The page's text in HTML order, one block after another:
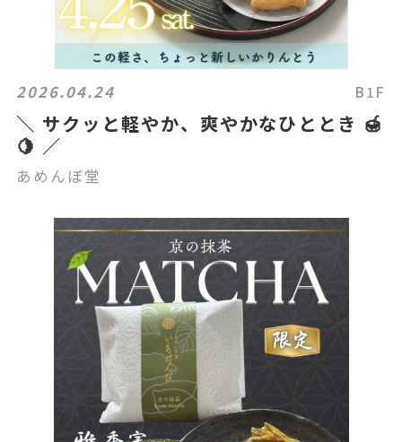
2026.04.24 B1F
＼ サクッと軽やか、爽やかなひととき 🍯
🍋 ／
あめんぼ堂